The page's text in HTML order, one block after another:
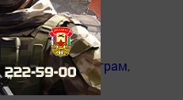
MАХ:
,Телеграм,